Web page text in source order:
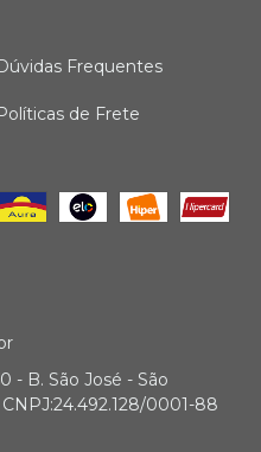
Frequentes
de Frete
- B. São José - São
0001-88